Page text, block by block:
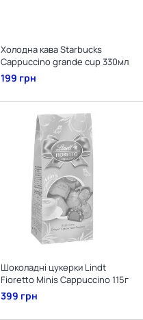
Холодна кава Starbucks
Cappuccino grande cup 330мл
199 грн
Шоколадні цукерки Lindt
Fioretto Minis Cappuccino 115г
399 грн